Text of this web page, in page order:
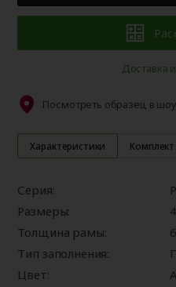
Характеристики
Серия:
Размеры:
Толщина рамы:
Тип заполнения:
Цвет:
Доставка
Посмотреть образец в